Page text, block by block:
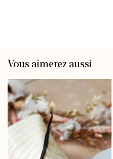
Vous aimerez aussi